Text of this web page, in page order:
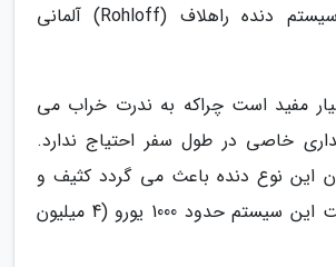
جای زنجیر) و سیستم دنده راهلاف (Rohloff) آلمانی
مفید است چراکه به ندرت خراب می
خاصی در طول سفر احتیاج ندارد.
این نوع دنده باعث می گردد کثیف و
خراب نگردد. قیمت این سیستم حدود 1000 یورو (4 میلیون